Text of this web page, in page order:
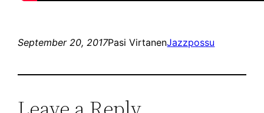
September 20, 2017Pasi VirtanenJazzpossu